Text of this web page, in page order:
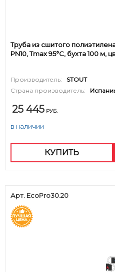
Труба из сшитого полиэтилена
PN10, Tmax 95°C, бухта 100 м,
Производитель:
STOUT
Страна производитель:
25 445 РУБ.
в наличии
КУПИТЬ
Арт. EcoPro30.20